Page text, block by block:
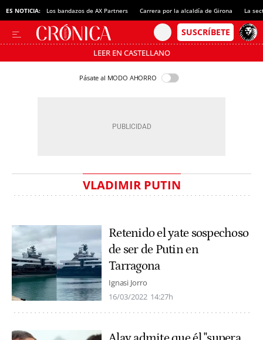
ES NOTICIA: Los bandazos de AX Partners Carrera por la alcaldía de Girona La
LEER EN CASTELLANO
Pásate al MODO AHORRO
VLADIMIR PUTIN
Retenido el yate sospechoso
de ser de Putin en
Tarragona
Ignasi Jorro
16/03/2022 14:27h